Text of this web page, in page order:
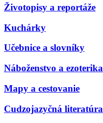
Životopisy a reportáže
Kuchárky
Učebnice a slovníky
Náboženstvo a ezoterika
Mapy a cestovanie
Cudzojazyčná literatúra